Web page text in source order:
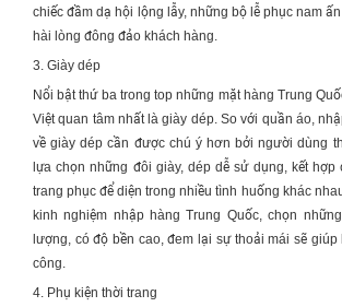
chiếc đầm dạ hội lộng lẫy, những bộ lễ phục nam
hài lòng đông đảo khách hàng.
3. Giày dép
Nổi bật thứ ba trong top những mặt hàng Trung
Việt quan tâm nhất là giày dép. So với quần áo,
về giày dép cần được chú ý hơn bởi người dùng
lựa chọn những đôi giày, dép dễ sử dụng, kết hợp
trang phục để diện trong nhiều tình huống khác
kinh nghiệm nhập hàng Trung Quốc, chọn
lượng, có độ bền cao, đem lại sự thoải mái sẽ giúp
công.
4. Phụ kiện thời trang